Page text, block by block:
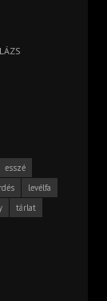
esszé
levélfa
tárlat